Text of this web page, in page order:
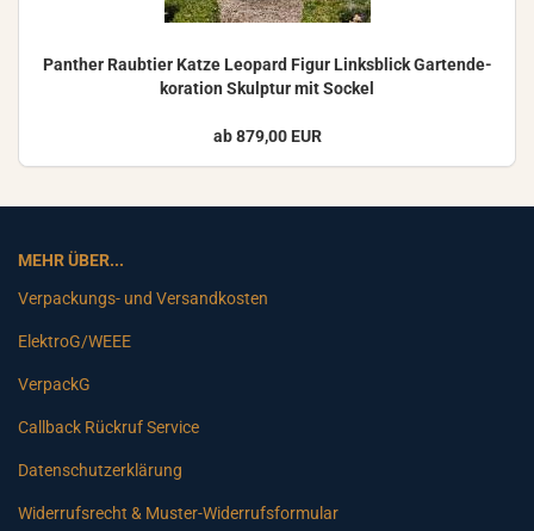
Pan­ther Raub­tier Katze Leo­pard Figur Links­blick Gar­ten­de­
ko­ra­ti­on Skulp­tur mit So­ckel
ab 879,00 EUR
MEHR ÜBER...
Verpackungs- und Versandkosten
ElektroG/WEEE
VerpackG
Callback Rückruf Service
Datenschutzerklärung
Widerrufsrecht & Muster-Widerrufsformular